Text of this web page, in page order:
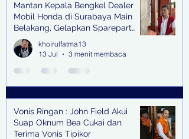
Mantan Kepala Bengkel Dealer
Mobil Honda di Surabaya Main
Belakang, Gelapkan Sparepart
Senilai Rp 1,9 Miliar
khoirulfatma13
13 Jul
3 menit membaca
Vonis Ringan : John Field Akui
Suap Oknum Bea Cukai dan
Terima Vonis Tipikor